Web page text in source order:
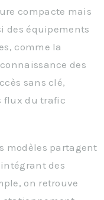
compacte mais
des équipements
comme la
des
sans clé,
flux du trafic
modèles partagent
des
on retrouve